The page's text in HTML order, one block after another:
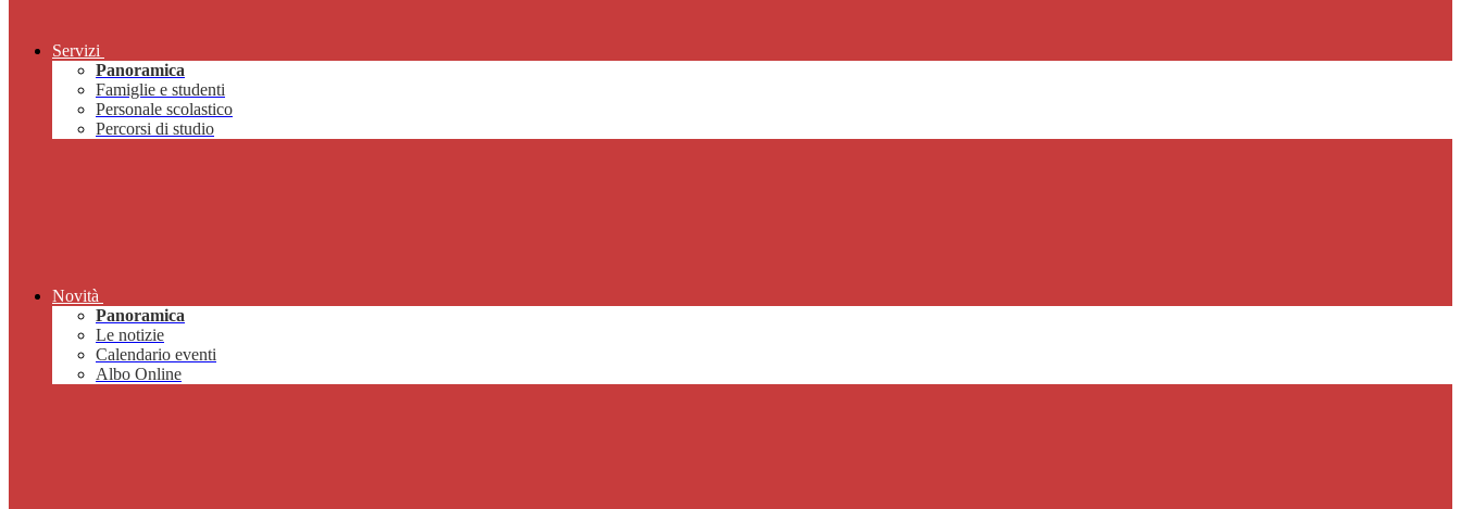
Servizi
Panoramica
Famiglie e studenti
Personale scolastico
Percorsi di studio
Novità
Panoramica
Le notizie
Calendario eventi
Albo Online